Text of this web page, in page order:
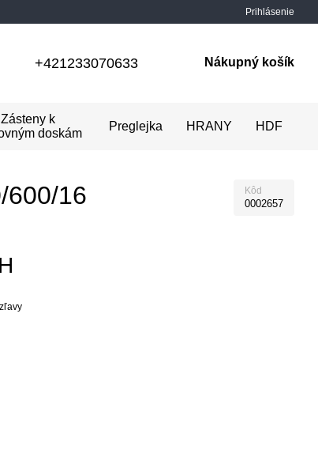
Prihlásenie
+421233070633 Nákupný košík
Zásteny k
doskám
Preglejka HRANY HDF
600/16 Kôd
0002657